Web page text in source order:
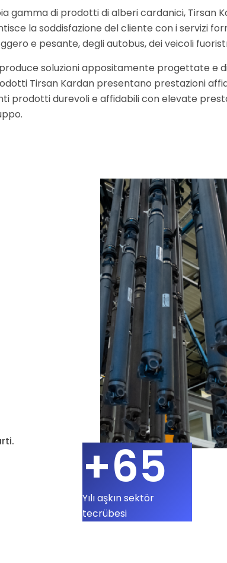
gamma di prodotti di alberi cardanici, Tirsan
la soddisfazione del cliente con i servizi
e pesante, degli autobus, dei veicoli
soluzioni appositamente progettate e
Tirsan Kardan presentano prestazioni
prodotti durevoli e affidabili con elevate
+65
Yılı aşkın sektör
tecrübesi